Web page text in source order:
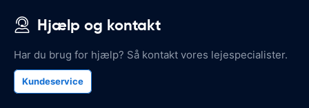
Hjælp og kontakt
Har du brug for hjælp? Så kontakt vores lejespecialister.
Kundeservice